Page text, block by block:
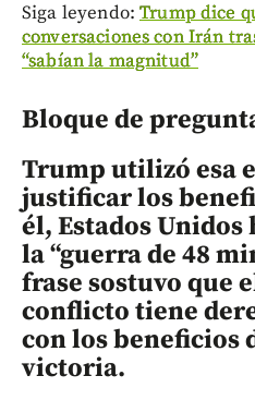
Siga leyendo:Trump dice
conversaciones con Irán
“sabían la magnitud”
Bloque de
Trump utilizó esa
justificar los
él, Estados
la “guerra de 48
frase sostuvo que
conflicto tiene
con los beneficios
victoria.